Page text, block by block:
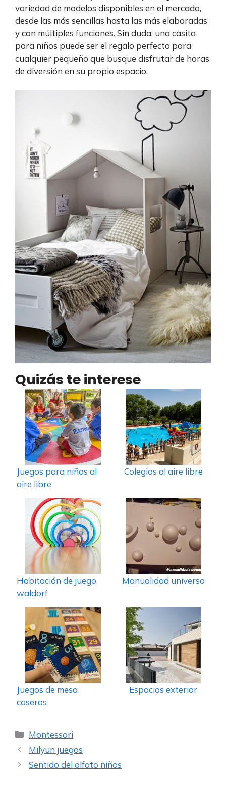
variedad de modelos disponibles en el mercado,
desde las más sencillas hasta las más elaboradas
y con múltiples funciones. Sin duda, una casita
para niños puede ser el regalo perfecto para
cualquier pequeño que busque disfrutar de horas
de diversión en su propio espacio.
Quizás te interese
Juegos para niños al
aire libre
Colegios al aire libre
Habitación de juego
waldorf
Manualidad universo
Juegos de mesa
caseros
Espacios exterior
Categorías
Montessori
Milyun juegos
Sentido del olfato niños